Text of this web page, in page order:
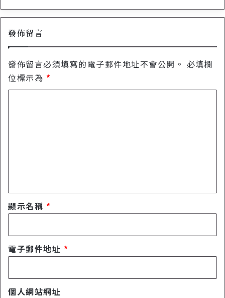
力
醒
/
博
流
A
E
A
M
E
，
照
點
，
蹟
旁
的
尚
玻
發佈留言
發佈留言必須填寫的電子郵件地址不會公開。 必填欄
位標示為 *
顯示名稱 *
電子郵件地址 *
個人網站網址